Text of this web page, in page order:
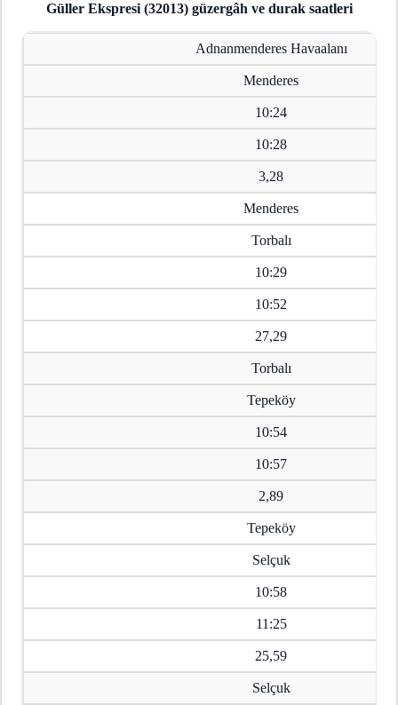
Güller Ekspresi (32013)güzergâh ve durak saatleri
Adnanmenderes Havaalanı
Menderes
10:24
10:28
3,28
Menderes
Torbalı
10:29
10:52
27,29
Torbalı
Tepeköy
10:54
10:57
2,89
Tepeköy
Selçuk
10:58
11:25
25,59
Selçuk